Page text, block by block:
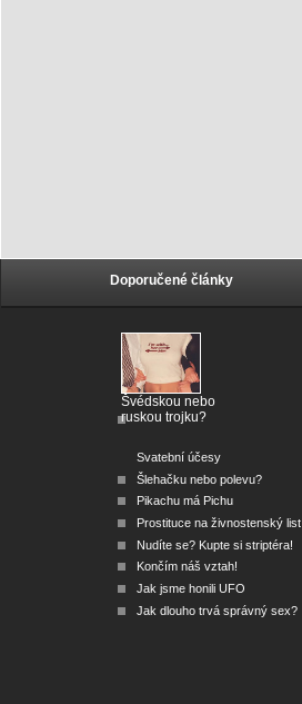
Doporučené články
Švédskou nebo
ruskou trojku?
Svatební účesy
Šlehačku nebo polevu?
Pikachu má Pichu
Prostituce na živnostenský list
Nudíte se? Kupte si striptéra!
Končím náš vztah!
Jak jsme honili UFO
Jak dlouho trvá správný sex?